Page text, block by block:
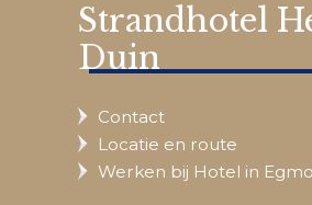
Strandhotel
Duin
Contact
Locatie en route
Werken bij Hotel in